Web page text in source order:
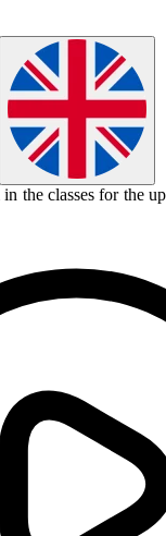
in the classes for the